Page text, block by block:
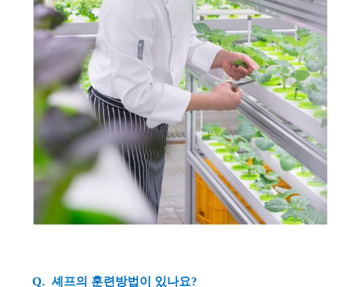
Q. 셰프의 훈련방법이 있나요?